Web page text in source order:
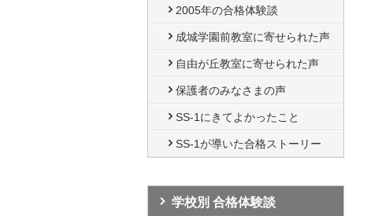
2005年の合格体験談
成城学園前教室に寄せられた声
自由が丘教室に寄せられた声
保護者のみなさまの声
SS-1にきてよかったこと
SS-1が導いた合格ストーリー
学校別 合格体験談